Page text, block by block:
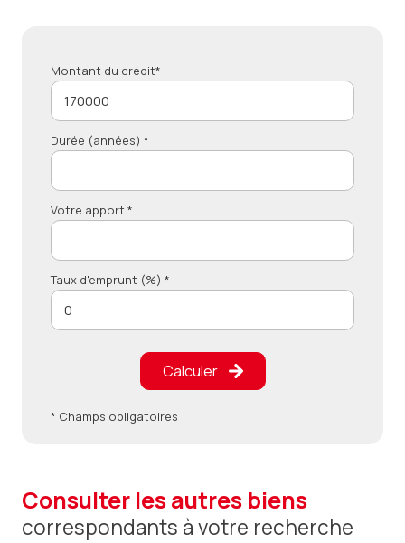
Montant du crédit*
Durée (années) *
Votre apport *
Taux d'emprunt (%) *
Calculer
* Champs obligatoires
consulter les autres biens
correspondants à votre recherche